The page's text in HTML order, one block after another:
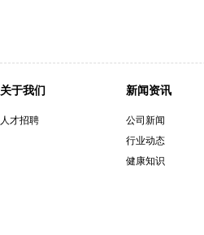
关于我们
人才招聘
新闻资讯
公司新闻
行业动态
健康知识